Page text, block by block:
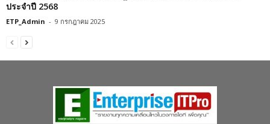
ประจำปี 2568
ETP_Admin - 9 กรกฎาคม 2025